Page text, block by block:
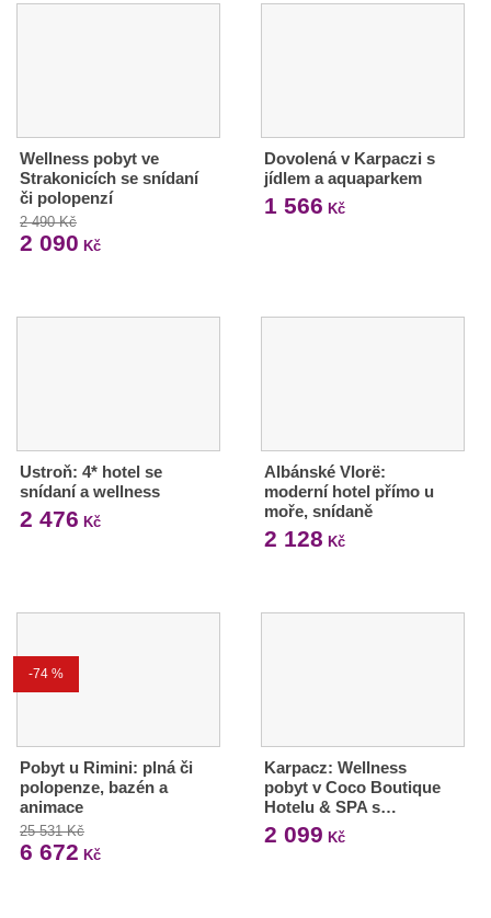
Wellness pobyt ve
Strakonicích se snídaní
či polopenzí
2 490 Kč
2 090 Kč
Dovolená v Karpaczi s
jídlem a aquaparkem
1 566 Kč
Ustroň: 4* hotel se
snídaní a wellness
2 476 Kč
Albánské Vlorë:
moderní hotel přímo u
moře, snídaně
2 128 Kč
-74 %
Pobyt u Rimini: plná či
polopenze, bazén a
animace
25 531 Kč
6 672 Kč
Karpacz: Wellness
pobyt v Coco Boutique
Hotelu & SPA s…
2 099 Kč